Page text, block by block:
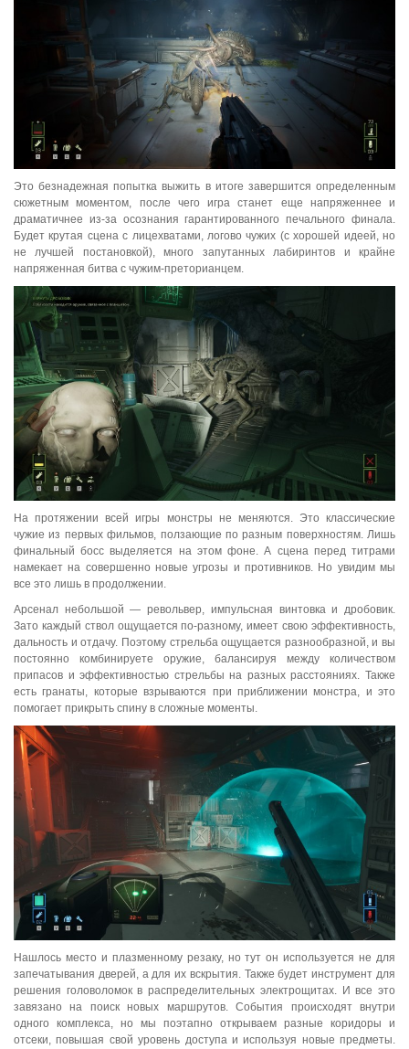
Это безнадежная попытка выжить в итоге завершится определенным
сюжетным моментом, после чего игра станет еще напряженнее и
драматичнее из-за осознания гарантированного печального финала.
Будет крутая сцена с лицехватами, логово чужих (с хорошей идеей, но
не лучшей постановкой), много запутанных лабиринтов и крайне
напряженная битва с чужим-преторианцем.
На протяжении всей игры монстры не меняются. Это классические
чужие из первых фильмов, ползающие по разным поверхностям. Лишь
финальный босс выделяется на этом фоне. А сцена перед титрами
намекает на совершенно новые угрозы и противников. Но увидим мы
все это лишь в продолжении.
Арсенал небольшой — револьвер, импульсная винтовка и дробовик.
Зато каждый ствол ощущается по-разному, имеет свою эффективность,
дальность и отдачу. Поэтому стрельба ощущается разнообразной, и вы
постоянно комбинируете оружие, балансируя между количеством
припасов и эффективностью стрельбы на разных расстояниях. Также
есть гранаты, которые взрываются при приближении монстра, и это
помогает прикрыть спину в сложные моменты.
Нашлось место и плазменному резаку, но тут он используется не для
запечатывания дверей, а для их вскрытия. Также будет инструмент для
решения головоломок в распределительных электрощитах. И все это
завязано на поиск новых маршрутов. События происходят внутри
одного комплекса, но мы поэтапно открываем разные коридоры и
отсеки, повышая свой уровень доступа и используя новые предметы.